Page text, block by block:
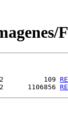
109
1106856